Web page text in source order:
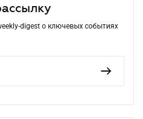
digest о ключевых событиях